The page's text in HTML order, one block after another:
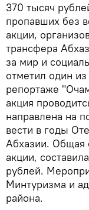
370 тысяч
пропавших без
акции,
трансфера
за мир и
отметил один
репортаже
акция
направлена на
вести в годы
Абхазии. Общая
акции,
рублей.
Минтуризма и
района.